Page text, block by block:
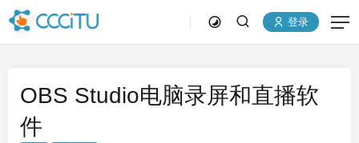
登录
OBS Studio电脑录屏和直播软
件